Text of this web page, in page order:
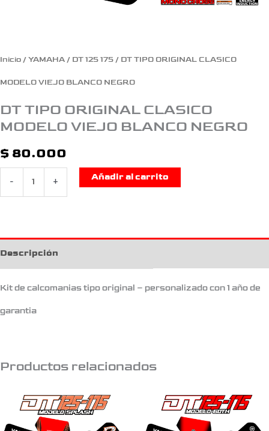
Inicio / YAMAHA / DT 125 175 / DT TIPO ORIGINAL CLASICO
MODELO VIEJO BLANCO NEGRO
DT TIPO ORIGINAL CLASICO
MODELO VIEJO BLANCO NEGRO
$ 80.000
- +
Añadir al carrito
Descripción
Kit de calcomanias tipo original – personalizado con 1 año de
garantia
Productos relacionados